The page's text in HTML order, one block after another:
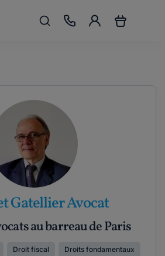
Gatellier Avocat
au barreau de Paris
Droit fiscal Droits fondamentaux